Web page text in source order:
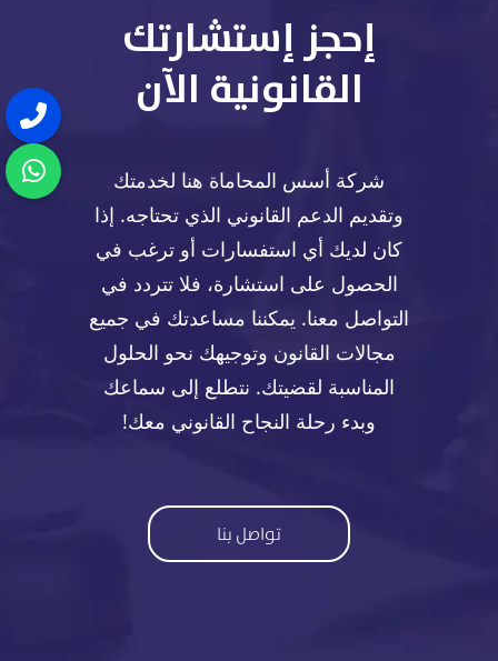
إحجز إستشارتك
القانونية الآن
شركة أسس المحاماة هنا لخدمتك
وتقديم الدعم القانوني الذي تحتاجه. إذا
كان لديك أي استفسارات أو ترغب في
الحصول على استشارة، فلا تتردد في
التواصل معنا. يمكننا مساعدتك في جميع
مجالات القانون وتوجيهك نحو الحلول
المناسبة لقضيتك. نتطلع إلى سماعك
وبدء رحلة النجاح القانوني معك!
تواصل بنا